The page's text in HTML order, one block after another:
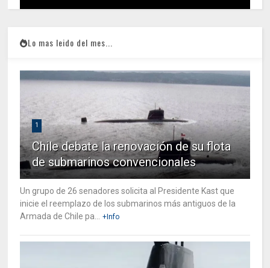
Lo mas leido del mes...
1
Chile debate la renovación de su flota
de submarinos convencionales
Un grupo de 26 senadores solicita al Presidente Kast que
inicie el reemplazo de los submarinos más antiguos de la
Armada de Chile pa...
+Info